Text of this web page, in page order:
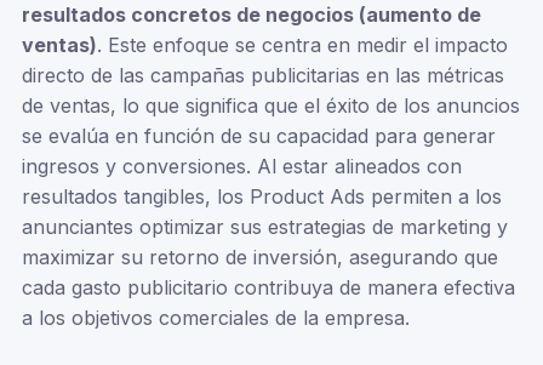
resultados concretos de negocios (aumento de
ventas). Este enfoque se centra en medir el impacto
directo de las campañas publicitarias en las métricas
de ventas, lo que significa que el éxito de los anuncios
se evalúa en función de su capacidad para generar
ingresos y conversiones. Al estar alineados con
resultados tangibles, los Product Ads permiten a los
anunciantes optimizar sus estrategias de marketing y
maximizar su retorno de inversión, asegurando que
cada gasto publicitario contribuya de manera efectiva
a los objetivos comerciales de la empresa.